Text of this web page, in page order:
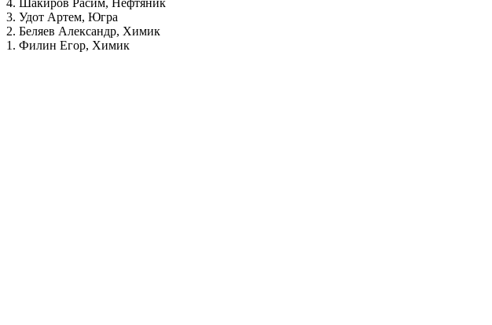
3. Удот Артем, Югра
2. Беляев Александр, Химик
1. Филин Егор, Химик